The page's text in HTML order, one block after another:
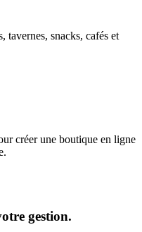
tavernes, snacks, cafés et
créer une boutique en ligne
gestion.